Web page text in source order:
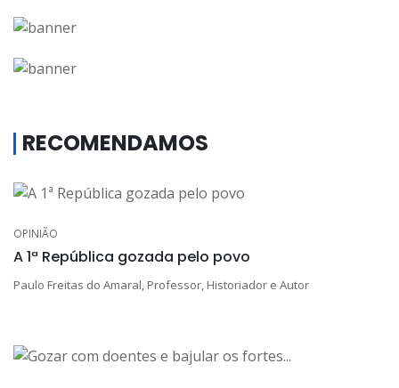
RECOMENDAMOS
OPINIÃO
A 1ª República gozada pelo povo
Paulo Freitas do Amaral, Professor, Historiador e Autor